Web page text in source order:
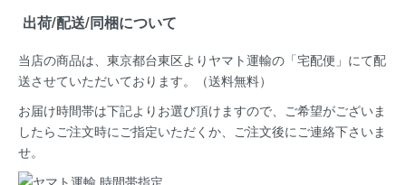
出荷/配送/同梱について
当店の商品は、 東京都台東区よりヤマト運輸の「宅配便」にて配
送させていただいております。（送料無料）
お届け時間帯は下記よりお選び頂けますので、ご希望がございま
したらご注文時にご指定いただくか、ご注文後にご連絡下さいま
せ。